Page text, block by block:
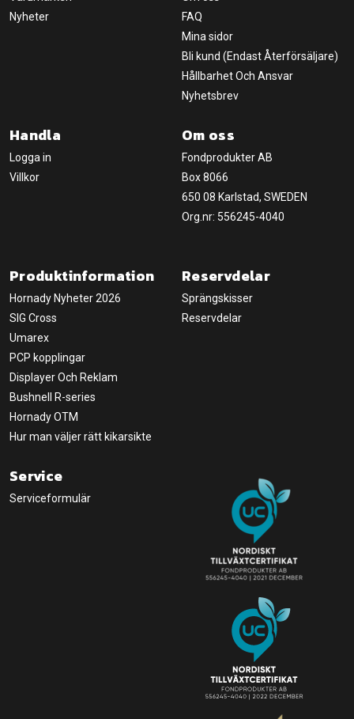
Nyheter
FAQ
Mina sidor
Bli kund (Endast Återförsäljare)
Hållbarhet Och Ansvar
Nyhetsbrev
Handla
Logga in
Villkor
Om oss
Fondprodukter AB
Box 8066
650 08 Karlstad, SWEDEN
Org.nr: 556245-4040
Produktinformation
Hornady Nyheter 2026
SIG Cross
Umarex
PCP kopplingar
Displayer Och Reklam
Bushnell R-series
Hornady OTM
Hur man väljer rätt kikarsikte
Reservdelar
Sprängskisser
Reservdelar
Service
Serviceformulär